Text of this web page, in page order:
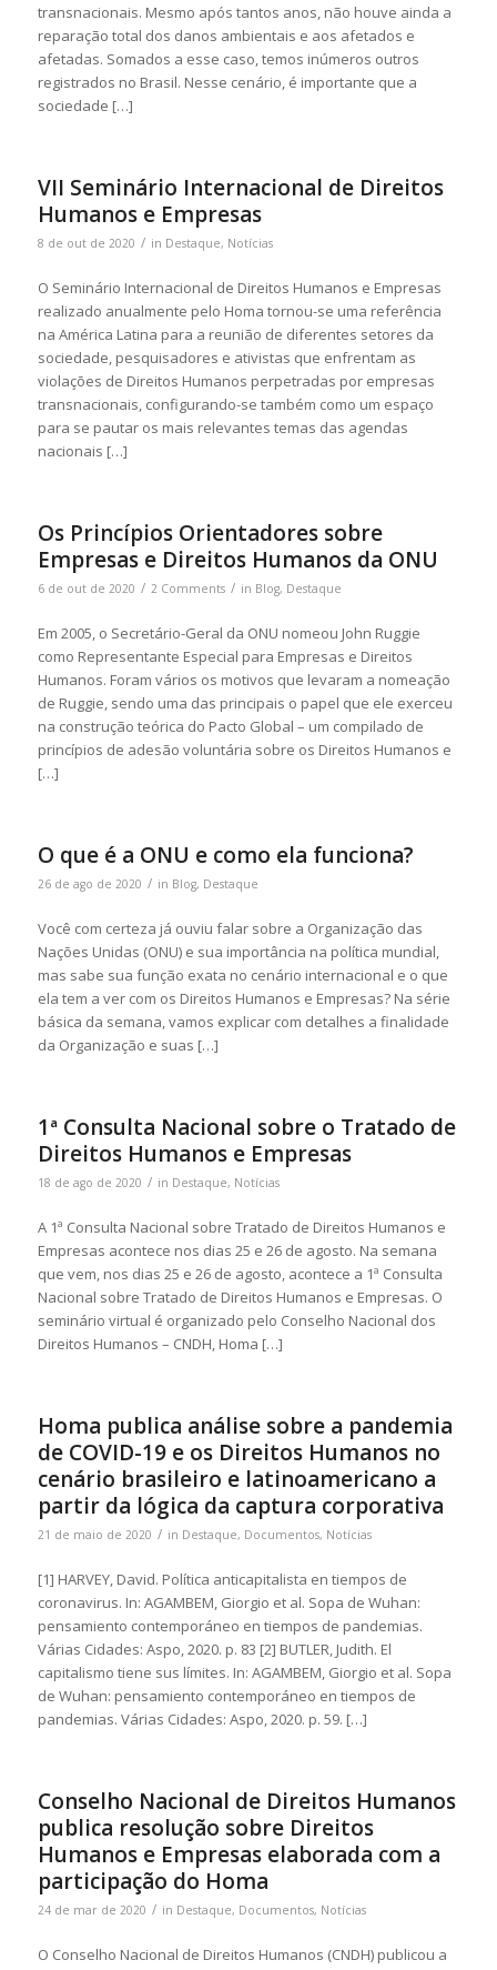
transnacionais. Mesmo após tantos anos, não houve ainda a
reparação total dos danos ambientais e aos afetados e
afetadas. Somados a esse caso, temos inúmeros outros
registrados no Brasil. Nesse cenário, é importante que a
sociedade […]
VII Seminário Internacional de Direitos
Humanos e Empresas
8 de out de 2020 / in Destaque, Notícias
O Seminário Internacional de Direitos Humanos e Empresas
realizado anualmente pelo Homa tornou-se uma referência
na América Latina para a reunião de diferentes setores da
sociedade, pesquisadores e ativistas que enfrentam as
violações de Direitos Humanos perpetradas por empresas
transnacionais, configurando-se também como um espaço
para se pautar os mais relevantes temas das agendas
nacionais […]
Os Princípios Orientadores sobre
Empresas e Direitos Humanos da ONU
6 de out de 2020 / 2 Comments / in Blog, Destaque
Em 2005, o Secretário-Geral da ONU nomeou John Ruggie
como Representante Especial para Empresas e Direitos
Humanos. Foram vários os motivos que levaram a nomeação
de Ruggie, sendo uma das principais o papel que ele exerceu
na construção teórica do Pacto Global – um compilado de
princípios de adesão voluntária sobre os Direitos Humanos e
[…]
O que é a ONU e como ela funciona?
26 de ago de 2020 / in Blog, Destaque
Você com certeza já ouviu falar sobre a Organização das
Nações Unidas (ONU) e sua importância na política mundial,
mas sabe sua função exata no cenário internacional e o que
ela tem a ver com os Direitos Humanos e Empresas? Na série
básica da semana, vamos explicar com detalhes a finalidade
da Organização e suas […]
1ª Consulta Nacional sobre o Tratado de
Direitos Humanos e Empresas
18 de ago de 2020 / in Destaque, Notícias
A 1ª Consulta Nacional sobre Tratado de Direitos Humanos e
Empresas acontece nos dias 25 e 26 de agosto. Na semana
que vem, nos dias 25 e 26 de agosto, acontece a 1ª Consulta
Nacional sobre Tratado de Direitos Humanos e Empresas. O
seminário virtual é organizado pelo Conselho Nacional dos
Direitos Humanos – CNDH, Homa […]
Homa publica análise sobre a pandemia
de COVID-19 e os Direitos Humanos no
cenário brasileiro e latinoamericano a
partir da lógica da captura corporativa
21 de maio de 2020 / in Destaque, Documentos, Notícias
[1] HARVEY, David. Política anticapitalista en tiempos de
coronavirus. In: AGAMBEM, Giorgio et al. Sopa de Wuhan:
pensamiento contemporáneo en tiempos de pandemias.
Várias Cidades: Aspo, 2020. p. 83 [2] BUTLER, Judith. El
capitalismo tiene sus límites. In: AGAMBEM, Giorgio et al. Sopa
de Wuhan: pensamiento contemporáneo en tiempos de
pandemias. Várias Cidades: Aspo, 2020. p. 59. […]
Conselho Nacional de Direitos Humanos
publica resolução sobre Direitos
Humanos e Empresas elaborada com a
participação do Homa
24 de mar de 2020 / in Destaque, Documentos, Notícias
O Conselho Nacional de Direitos Humanos (CNDH) publicou a